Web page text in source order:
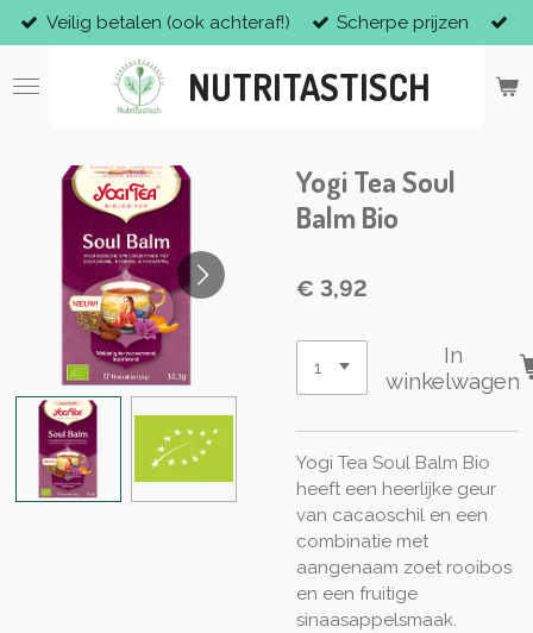
Ga
direct
naar
NUTRITASTISCH
Veilig betalen (ook achteraf!) Scherpe prijzen
Yogi Tea Soul
Balm Bio
€ 3,92
In
winkelwagen
Yogi Tea Soul Balm Bio
heeft een heerlijke geur
van cacaoschil en een
combinatie met
aangenaam zoet rooibos
en een fruitige
sinaasappelsmaak.